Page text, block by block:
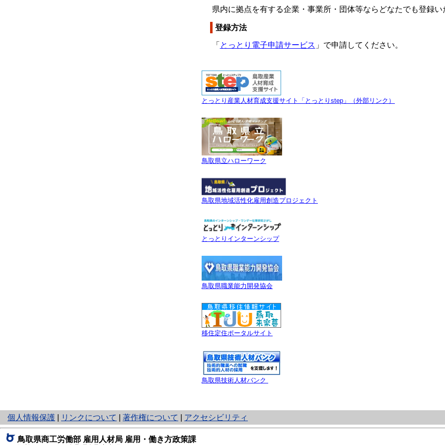
県内に拠点を有する企業・事業所・団体等ならどなたでも登録い
登録方法
「 とっとり電子申請サービス 」で申請してください。
とっとり産業人材育成支援サイト「とっとりstep」（外部リンク）
鳥取県立ハローワーク
鳥取県地域活性化雇用創造プロジェクト
とっとりインターンシップ
鳥取県職業能力開発協会
移住定住ポータルサイト
鳥取県技術人材バンク
個人情報保護
と
り
ネ
リンクについて 著作権について アクセシビリティ
鳥取県商工労働部 雇用人材局 雇用・働き方政策課